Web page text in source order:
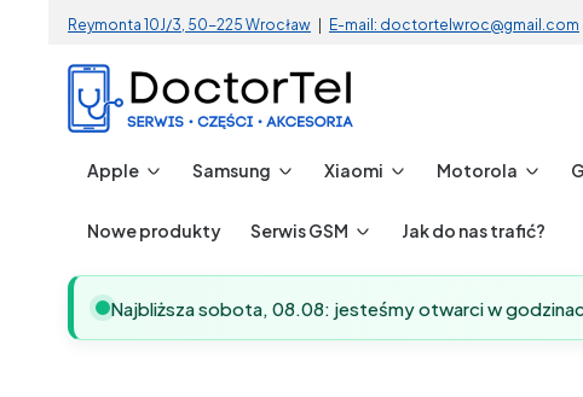
Reymonta 10J/3, 50-225 Wrocław E-mail: doctortelwroc@gmail.com
Apple Samsung Xiaomi Motorola
Nowe produkty Serwis GSM Jak do nas trafić?
Najbliższa sobota, 08.08: jesteśmy otwarci w